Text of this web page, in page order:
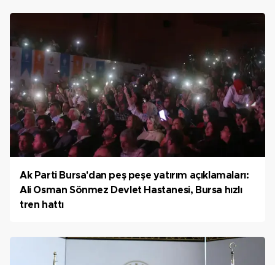
Ak Parti Bursa'dan peş peşe yatırım açıklamaları:
Ali Osman Sönmez Devlet Hastanesi, Bursa hızlı
tren hattı